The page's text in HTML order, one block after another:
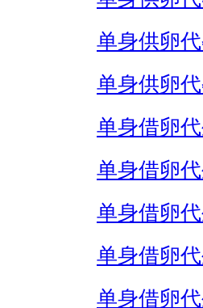
单身供卵
单身供卵
单身借卵
单身借卵
单身借卵
单身借卵
单身借卵